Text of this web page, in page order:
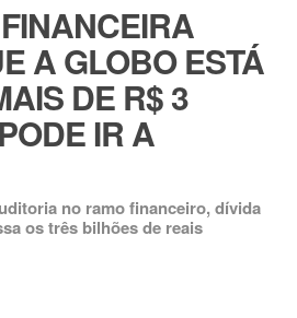
A GLOBO ESTÁ
DE R$ 3
IR A
no ramo financeiro, dívida
os três bilhões de reais